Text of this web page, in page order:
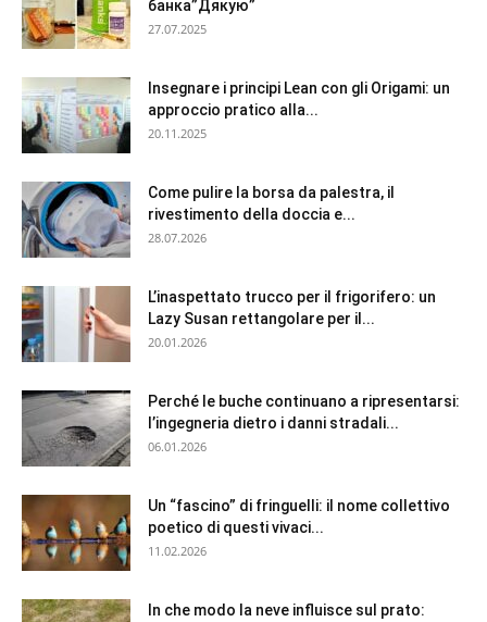
банка”Дякую”
27.07.2025
Insegnare i principi Lean con gli Origami: un
approccio pratico alla...
20.11.2025
Come pulire la borsa da palestra, il
rivestimento della doccia e...
28.07.2026
L’inaspettato trucco per il frigorifero: un
Lazy Susan rettangolare per il...
20.01.2026
Perché le buche continuano a ripresentarsi:
l’ingegneria dietro i danni stradali...
06.01.2026
Un “fascino” di fringuelli: il nome collettivo
poetico di questi vivaci...
11.02.2026
In che modo la neve influisce sul prato: